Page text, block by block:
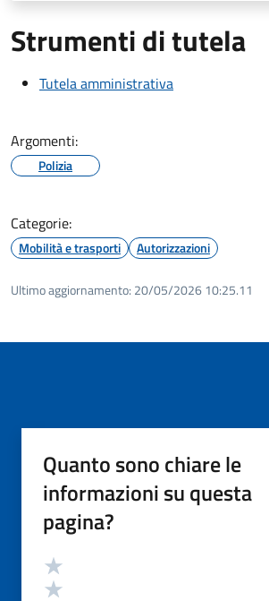
Strumenti di tutela
Tutela amministrativa
Argomenti:
Polizia
Categorie:
Mobilità e trasporti Autorizzazioni
Ultimo aggiornamento: 20/05/2026 10:25.11
Quanto sono chiare le
informazioni su questa
pagina?
Valutazione